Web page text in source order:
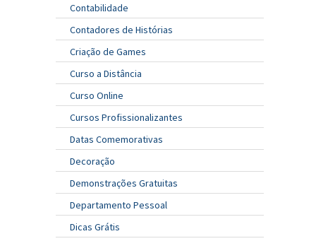
Contabilidade
Contadores de Histórias
Criação de Games
Curso a Distância
Curso Online
Cursos Profissionalizantes
Datas Comemorativas
Decoração
Demonstrações Gratuitas
Departamento Pessoal
Dicas Grátis